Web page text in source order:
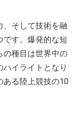
、そして技術を融
です。爆発的な短
の種目は世界中の
イライトとなり
ある陸上競技の10